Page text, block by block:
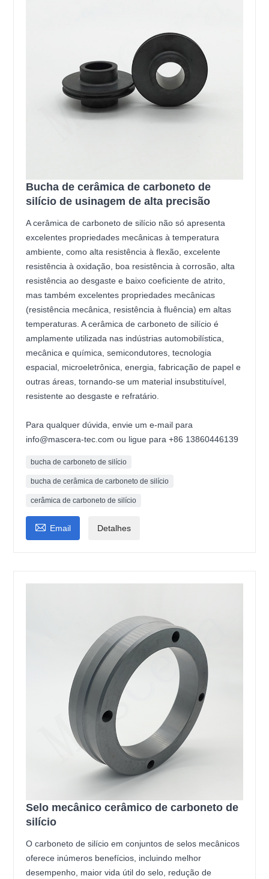
Bucha de cerâmica de carboneto de
silício de usinagem de alta precisão
A cerâmica de carboneto de silício não só apresenta
excelentes propriedades mecânicas à temperatura
ambiente, como alta resistência à flexão, excelente
resistência à oxidação, boa resistência à corrosão, alta
resistência ao desgaste e baixo coeficiente de atrito,
mas também excelentes propriedades mecânicas
(resistência mecânica, resistência à fluência) em altas
temperaturas. A cerâmica de carboneto de silício é
amplamente utilizada nas indústrias automobilística,
mecânica e química, semicondutores, tecnologia
espacial, microeletrônica, energia, fabricação de papel e
outras áreas, tornando-se um material insubstituível,
resistente ao desgaste e refratário.
Para qualquer dúvida, envie um e-mail para
info@mascera-tec.com ou ligue para +86 13860446139
bucha de carboneto de silício
bucha de cerâmica de carboneto de silício
cerâmica de carboneto de silício
 Email Detalhes
Selo mecânico cerâmico de carboneto de
silício
O carboneto de silício em conjuntos de selos mecânicos
oferece inúmeros benefícios, incluindo melhor
desempenho, maior vida útil do selo, redução de